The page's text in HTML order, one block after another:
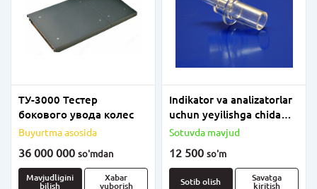
ТУ-3000 Тестер
бокового увода колес
Buyurtma asosida
36 000 000 so'mdan
Mavjudligini
bilish
Xabar
yuborish
Indikator va analizatorlar
uchun yeyilishga chidamli
mundshtuk
Sotuvda mavjud
12 500 so'm
Sotib olish
Savatga
kiritish